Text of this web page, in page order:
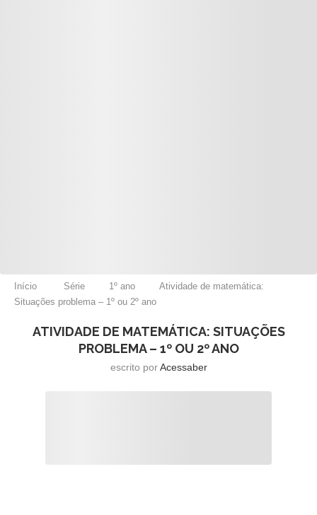
Início Série 1º ano
Atividade de matemática:
Situações problema – 1º ou 2º ano
ATIVIDADE DE MATEMÁTICA: SITUAÇÕES
PROBLEMA – 1º OU 2º ANO
escrito porAcessaber